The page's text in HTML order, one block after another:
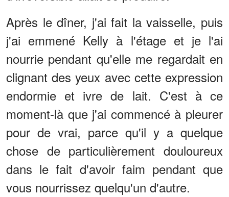
Après le dîner, j'ai fait la vaisselle, puis
j'ai emmené Kelly à l'étage et je l'ai
nourrie pendant qu'elle me regardait en
clignant des yeux avec cette expression
endormie et ivre de lait. C'est à ce
moment-là que j'ai commencé à pleurer
pour de vrai, parce qu'il y a quelque
chose de particulièrement douloureux
dans le fait d'avoir faim pendant que
vous nourrissez quelqu'un d'autre.